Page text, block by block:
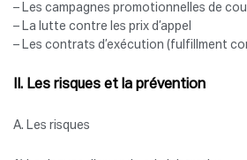
– Les campagnes promotionnelles de
– La lutte contre les prix d’appel
– Les contrats d’exécution (fulfillment
II. Les risques et la prévention
A. Les risques